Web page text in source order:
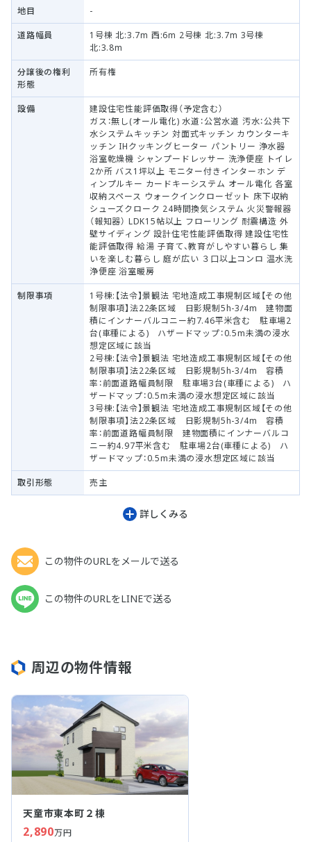
地目 -
道路幅員
1号棟 北:3.7m 西:6m 2号棟 北:3.7m 3号棟
北:3.8m
分譲後の権利
形態
所有権
設備
建設住宅性能評価取得（予定含む）
ガス：無し(オール電化) 水道：公営水道 汚水：公共下
水システムキッチン 対面式キッチン カウンターキ
ッチン IHクッキングヒーター パントリー 浄水器
浴室乾燥機 シャンプードレッサー 洗浄便座 トイレ
2か所 バス1坪以上 モニター付きインターホン デ
ィンプルキー カードキーシステム オール電化 各室
収納スペース ウォークインクローゼット 床下収納
シューズクローク 24時間換気システム 火災警報器
（報知器） LDK15帖以上 フローリング 耐震構造 外
壁サイディング 設計住宅性能評価取得 建設住宅性
能評価取得 給湯 子育て、教育がしやすい暮らし 集
いを楽しむ暮らし 庭が広い ３口以上コンロ 温水洗
浄便座 浴室暖房
制限事項
1号棟:【法令】景観法 宅地造成工事規制区域【その他
制限事項】法22条区域 日影規制5h-3/4m 建物面
積にインナーバルコニー約7.46平米含む 駐車場2
台(車種による) ハザードマップ：0.5m未満の浸水
想定区域に該当
2号棟:【法令】景観法 宅地造成工事規制区域【その他
制限事項】法22条区域 日影規制5h-3/4m 容積
率：前面道路幅員制限 駐車場3台(車種による) ハ
ザードマップ：0.5m未満の浸水想定区域に該当
3号棟:【法令】景観法 宅地造成工事規制区域【その他
制限事項】法22条区域 日影規制5h-3/4m 容積
率：前面道路幅員制限 建物面積にインナーバルコ
ニー約4.97平米含む 駐車場2台(車種による) ハ
ザードマップ：0.5m未満の浸水想定区域に該当
取引形態 売主
詳しくみる
この物件のURLをメールで送る
この物件のURLをLINEで送る
周辺の物件情報
天童市東本町２棟
2,890万円